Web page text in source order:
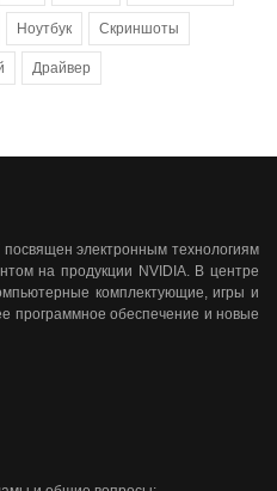
Ноутбук Скриншоты
Драйвер
электронным технологиям
на продукции NVIDIA. В центре
комплектующие, игры и
программное обеспечение и новые